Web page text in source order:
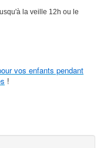
la veille 12h ou le
vos enfants pendant
!